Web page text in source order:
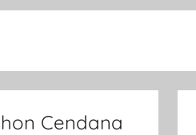
Cendana